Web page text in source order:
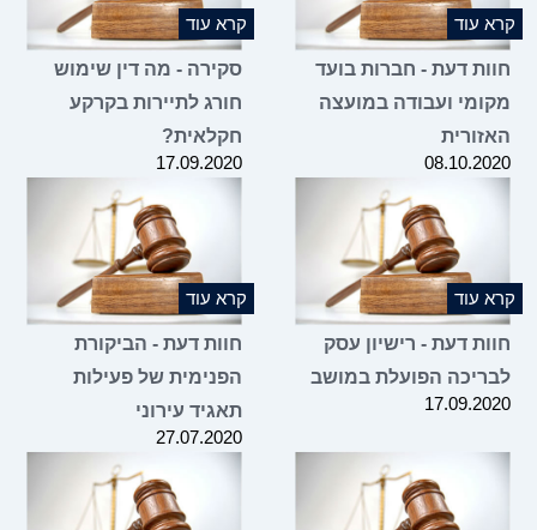
קרא עוד
חוות דעת - חברות בועד
מקומי ועבודה במועצה
האזורית
08.10.2020
קרא עוד
סקירה - מה דין שימוש
חורג לתיירות בקרקע
חקלאית?
17.09.2020
קרא עוד
חוות דעת - רישיון עסק
לבריכה הפועלת במושב
17.09.2020
קרא עוד
חוות דעת - הביקורת
הפנימית של פעילות
תאגיד עירוני
27.07.2020